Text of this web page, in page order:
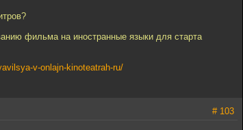
фильма на иностранные языки для старта
v-onlajn-kinoteatrah-ru/
# 103